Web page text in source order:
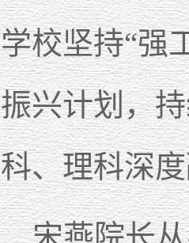
学校坚持“强
振兴计划，
科、理科深